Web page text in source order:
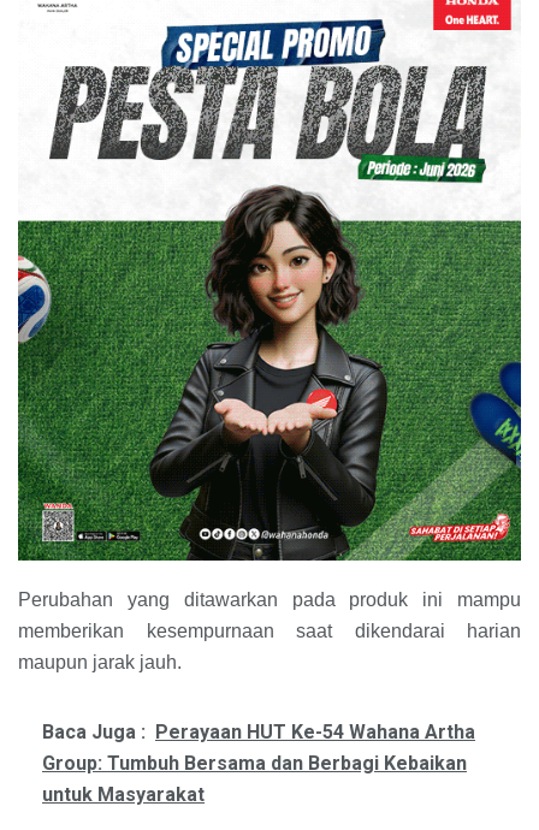
Perubahan yang ditawarkan pada produk ini mampu
memberikan kesempurnaan saat dikendarai harian
maupun jarak jauh.
Baca Juga : Perayaan HUT Ke-54 Wahana Artha
Group: Tumbuh Bersama dan Berbagi Kebaikan
untuk Masyarakat